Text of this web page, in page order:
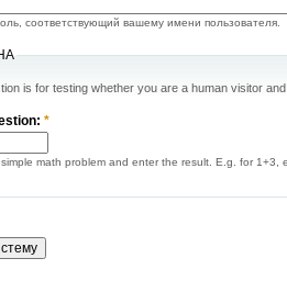
соответствующий вашему имени пользователя.
is for testing whether you are a human visitor
*
math problem and enter the result. E.g. for 1+3,